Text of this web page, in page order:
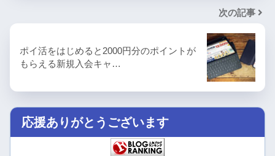
次の記事
ポイ活をはじめると2000円分のポイントが
もらえる新規入会キャ…
応援ありがとうございます